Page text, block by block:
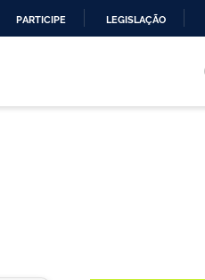
PARTICIPE LEGISLAÇÃO